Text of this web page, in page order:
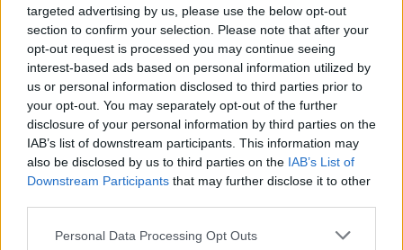
targeted advertising by us, please use the below opt-out
section to confirm your selection. Please note that after your
opt-out request is processed you may continue seeing
interest-based ads based on personal information utilized by
us or personal information disclosed to third parties prior to
your opt-out. You may separately opt-out of the further
disclosure of your personal information by third parties on the
IAB’s list of downstream participants. This information may
also be disclosed by us to third parties on the IAB’s List of
Downstream Participants that may further disclose it to other
Please note that this website/app uses one or more Google
Personal Data Processing Opt Outs